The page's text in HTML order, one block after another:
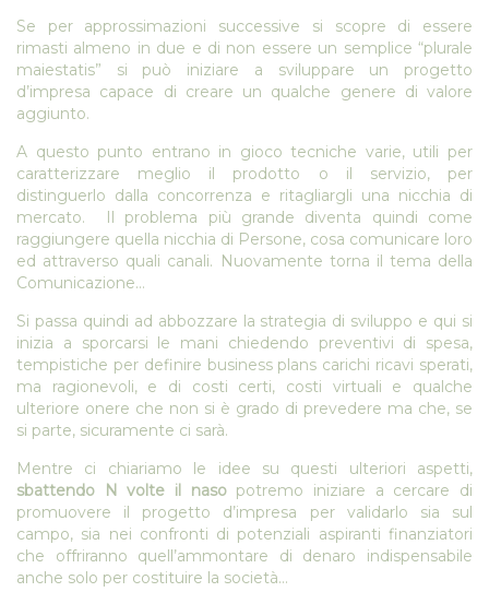
Se per approssimazioni successive si scopre di essere
rimasti almeno in due e di non essere un semplice “plurale
maiestatis” si può iniziare a sviluppare un progetto
d’impresa capace di creare un qualche genere di valore
aggiunto.
A questo punto entrano in gioco tecniche varie, utili per
caratterizzare meglio il prodotto o il servizio, per
distinguerlo dalla concorrenza e ritagliargli una nicchia di
mercato. Il problema più grande diventa quindi come
raggiungere quella nicchia di Persone, cosa comunicare loro
ed attraverso quali canali. Nuovamente torna il tema della
Comunicazione…
Si passa quindi ad abbozzare la strategia di sviluppo e qui si
inizia a sporcarsi le mani chiedendo preventivi di spesa,
tempistiche per definire business plans carichi ricavi sperati,
ma ragionevoli, e di costi certi, costi virtuali e qualche
ulteriore onere che non si è grado di prevedere ma che, se
si parte, sicuramente ci sarà.
Mentre ci chiariamo le idee su questi ulteriori aspetti,
sbattendo N volte il nasopotremo iniziare a cercare di
promuovere il progetto d’impresa per validarlo sia sul
campo, sia nei confronti di potenziali aspiranti finanziatori
che offriranno quell’ammontare di denaro indispensabile
anche solo per costituire la società…